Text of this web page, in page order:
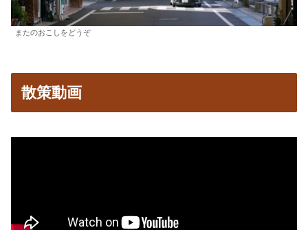
またのおこしをどうぞ
散策動画